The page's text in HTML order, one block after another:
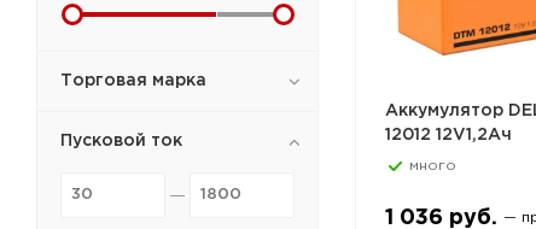
Аккумулятор
12012 12V1,2Ач
много
1 036 руб. —
Торговая марка
Пусковой ток